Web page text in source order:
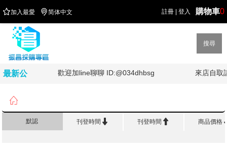
註冊 登入 購物車0
加入最愛 简体中文
搜尋
最新公
!!!! 歡迎加line聊聊 ID:@034dhbsg 來店自取

默認 刊登時間  刊登時間  商品價格